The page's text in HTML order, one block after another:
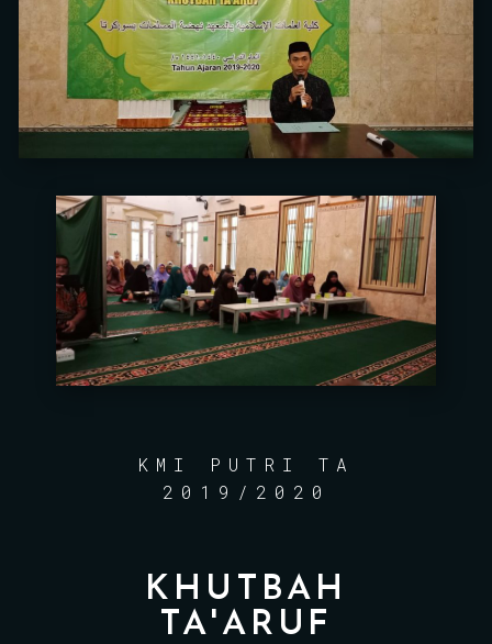
KMI PUTRI TA
2019/2020
KHUTBAH
TA'ARUF